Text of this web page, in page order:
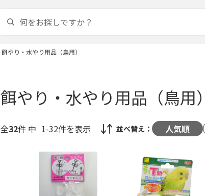
餌やり・水やり用品（鳥用）
餌やり・水やり用品（鳥用）
全32件 中 1-32件を表示 並べ替え： 人気順